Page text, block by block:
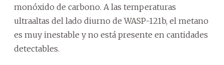
monóxido de carbono. A las temperaturas
ultraaltas del lado diurno de WASP-121b, el metano
es muy inestable y no está presente en cantidades
detectables.